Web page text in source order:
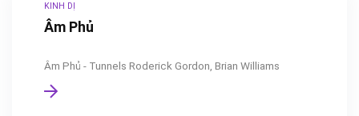
KINH DỊ
Âm Phủ
Âm Phủ - Tunnels Roderick Gordon, Brian Williams